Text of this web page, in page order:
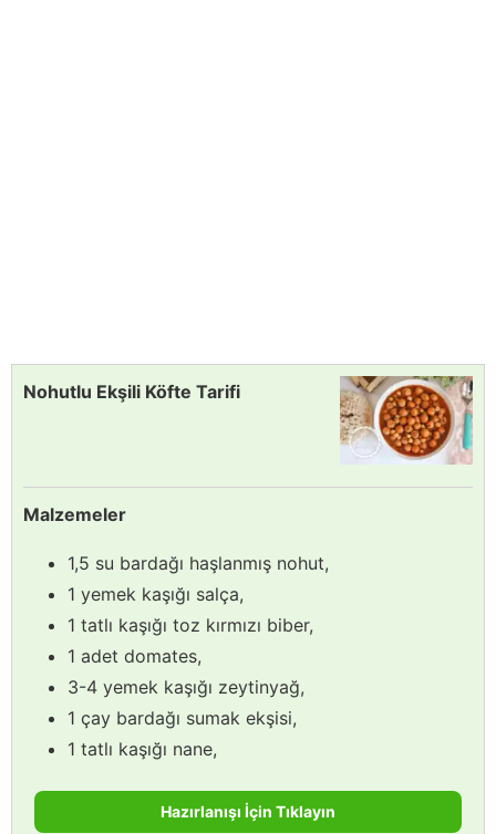
Nohutlu Ekşili Köfte Tarifi
Malzemeler
1,5 su bardağı haşlanmış nohut,
1 yemek kaşığı salça,
1 tatlı kaşığı toz kırmızı biber,
1 adet domates,
3-4 yemek kaşığı zeytinyağ,
1 çay bardağı sumak ekşisi,
1 tatlı kaşığı nane,
Hazırlanışı İçin Tıklayın